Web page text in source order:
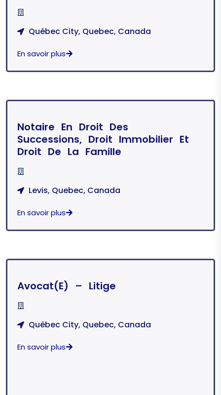
Québec City, Quebec, Canada
En savoir plus
Notaire En Droit Des
Successions, Droit Immobilier Et
Droit De La Famille
Levis, Quebec, Canada
En savoir plus
Avocat(e) – Litige
Québec City, Quebec, Canada
En savoir plus